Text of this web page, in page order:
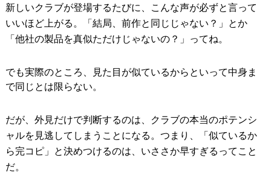
新しいクラブが登場するたびに、こんな声が必ずと言って
いいほど上がる。「結局、前作と同じじゃない？」とか
「他社の製品を真似ただけじゃないの？」ってね。
でも実際のところ、見た目が似ているからといって中身ま
で同じとは限らない。
だが、外見だけで判断するのは、クラブの本当のポテンシ
ャルを見逃してしまうことになる。つまり、「似ているか
ら完コピ」と決めつけるのは、いささか早すぎるってこと
だ。